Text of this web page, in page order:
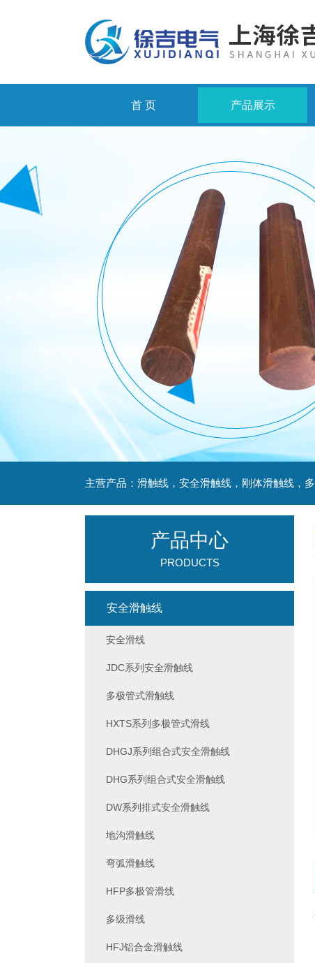
首 页 产品展示
产品中心
PRODUCTS
安全滑触线
安全滑线
JDC系列安全滑触线
多极管式滑触线
HXTS系列多极管式滑线
DHGJ系列组合式安全滑触线
DHG系列组合式安全滑触线
DW系列排式安全滑触线
地沟滑触线
弯弧滑触线
HFP多极管滑线
多级滑线
HFJ铝合金滑触线